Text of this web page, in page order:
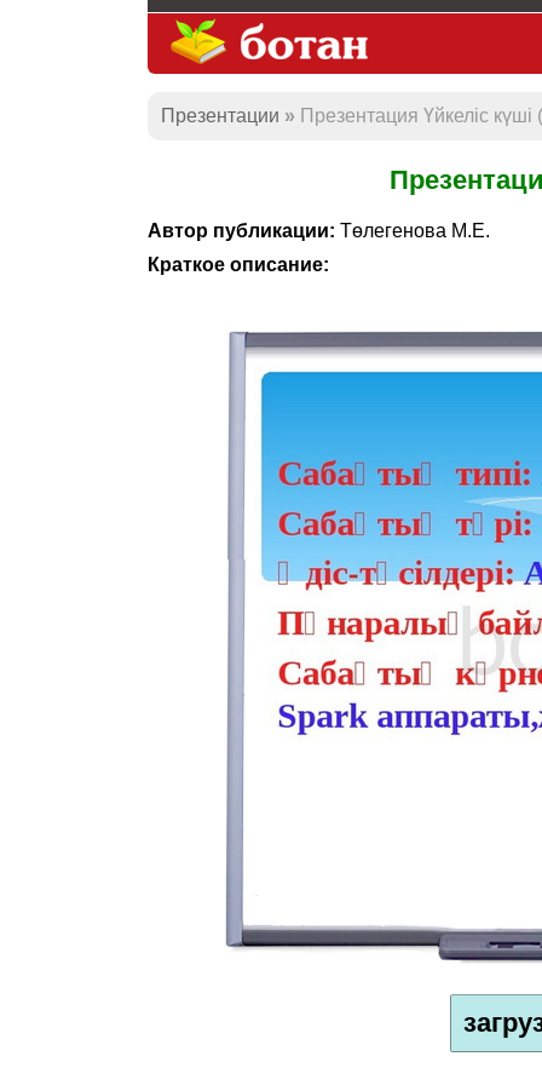
Презентации Презентация Үйкеліс күші
Автор публикации: Төлегенова М.Е.
Краткое описание: